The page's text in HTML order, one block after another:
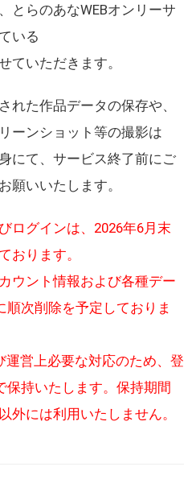
とらのあなWEBオンリーサ
いる
ていただきます。
れた作品データの保存や、
ーンショット等の撮影は
にて、サービス終了前にご
願いいたします。
ログインは、2026年6月末
おります。
ウント情報および各種デー
順次削除を予定しておりま
営上必要な対応のため、登
保持いたします。保持期間
外には利用いたしません。